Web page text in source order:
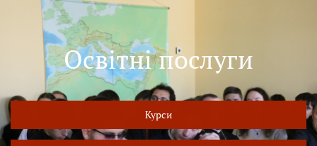
Освітні послуги
Курси